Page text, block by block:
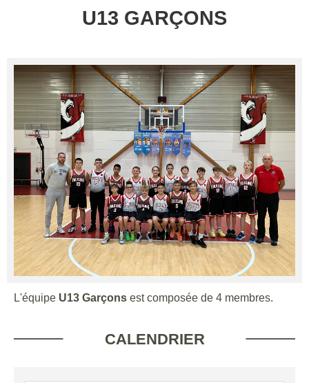
U13 GARÇONS
L'équipe U13 Garçons est composée de 4 membres.
CALENDRIER